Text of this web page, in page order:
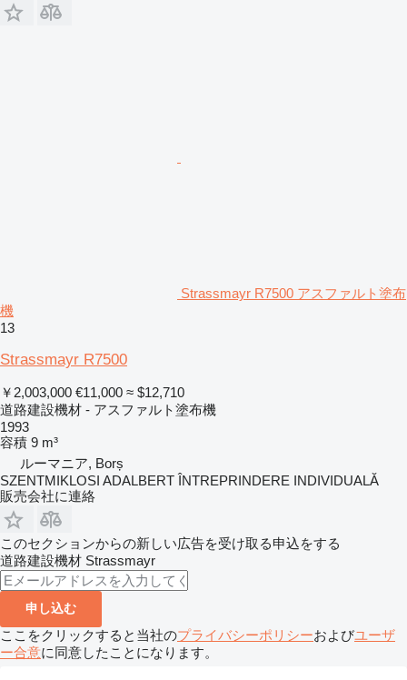
Strassmayr R7500 アスファルト塗布
機
13
Strassmayr R7500
￥2,003,000 €11,000 ≈ $12,710
道路建設機材 - アスファルト塗布機
1993
容積 9 m³
ルーマニア, Borș
SZENTMIKLOSI ADALBERT ÎNTREPRINDERE INDIVIDUALĂ
販売会社に連絡
このセクションからの新しい広告を受け取る申込をする
道路建設機材 Strassmayr
申し込む
ここをクリックすると当社のプライバシーポリシーおよびユーザ
ー合意に同意したことになります。